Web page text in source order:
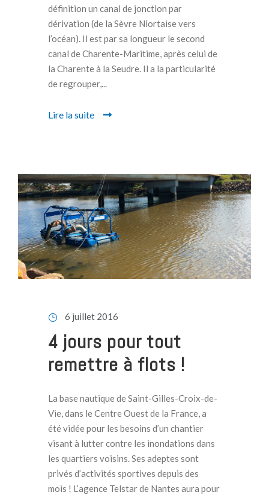
définition un canal de jonction par
dérivation (de la Sèvre Niortaise vers
l’océan). Il est par sa longueur le second
canal de Charente-Maritime, après celui de
la Charente à la Seudre. Il a la particularité
de regrouper,...
Lire la suite
6 juillet 2016
4 jours pour tout
remettre à flots !
La base nautique de Saint-Gilles-Croix-de-
Vie, dans le Centre Ouest de la France, a
été vidée pour les besoins d’un chantier
visant à lutter contre les inondations dans
les quartiers voisins. Ses adeptes sont
privés d’activités sportives depuis des
mois ! L’agence Telstar de Nantes aura pour